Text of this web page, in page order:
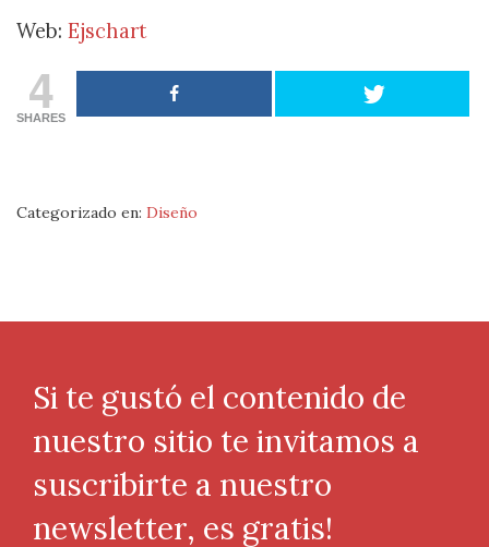
Web: Ejschart
4
SHARES
Categorizado en: Diseño
Si te gustó el contenido de
nuestro sitio te invitamos a
suscribirte a nuestro
newsletter, es gratis!